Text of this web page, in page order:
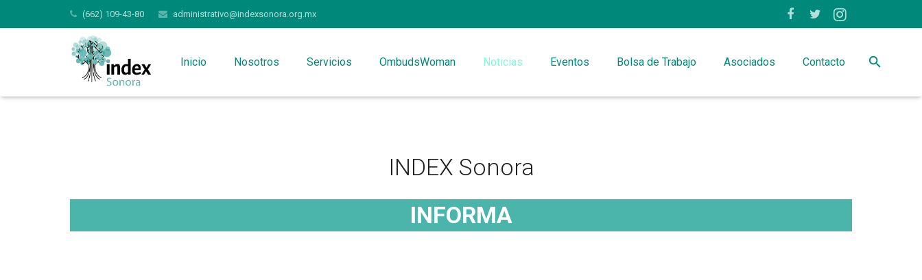
(662) 109-43-80 administrativo@indexsonora.org.mx
Inicio Nosotros Servicios OmbudsWoman Noticias Eventos Bolsa de Trabajo Asociados Contacto
INDEX Sonora
INFORMA